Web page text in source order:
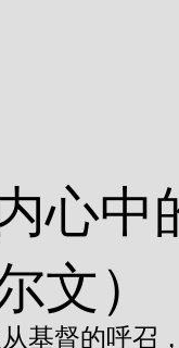
心中
文）